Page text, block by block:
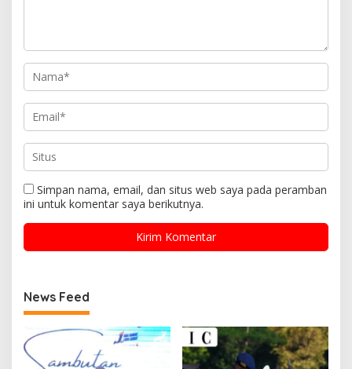
Simpan nama, email, dan situs web saya pada peramban
ini untuk komentar saya berikutnya.
News Feed